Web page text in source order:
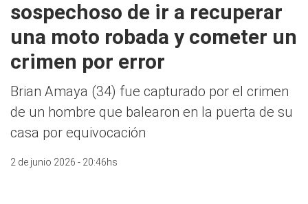
sospechoso de ir a recuperar
una moto robada y cometer un
crimen por error
Brian Amaya (34) fue capturado por el crimen
de un hombre que balearon en la puerta de su
casa por equivocación
2 de junio 2026 - 20:46hs